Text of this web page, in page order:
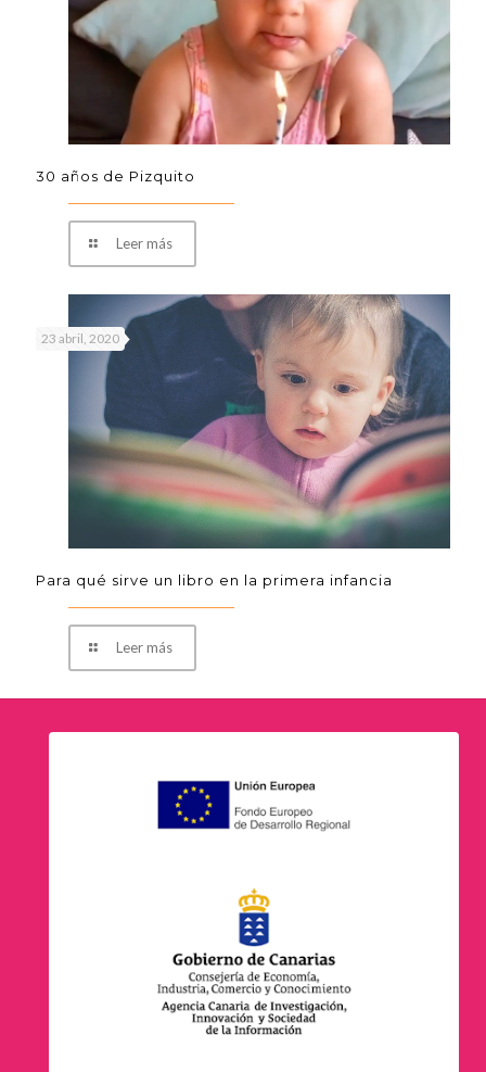
30 años de Pizquito
Leer más
23 abril, 2020
Para qué sirve un libro en la primera infancia
Leer más